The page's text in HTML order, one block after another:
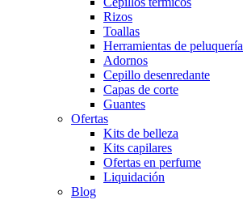
Rizos
Toallas
Herramientas de peluquería
Adornos
Cepillo desenredante
Capas de corte
Guantes
Ofertas
Kits de belleza
Kits capilares
Ofertas en perfume
Liquidación
Blog